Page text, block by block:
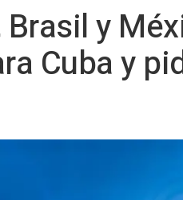
Brasil y
Cuba y